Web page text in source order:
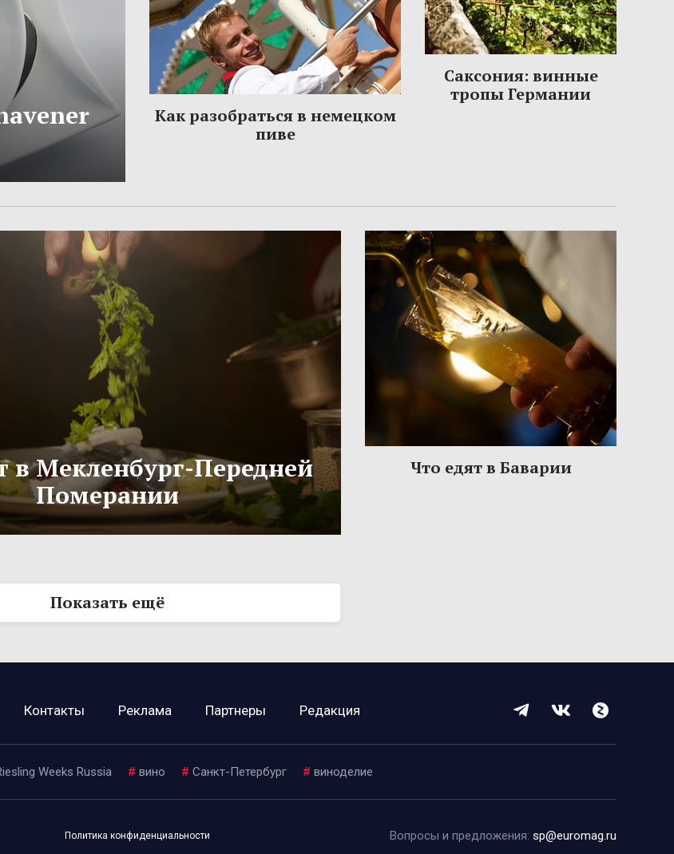
Как разобраться в немецком
пиве
Саксония: винные
тропы Германии
в Мекленбург-Передней
Померании
Что едят в Баварии
Показать ещё
Контакты Реклама Партнеры Редакция
Weeks Russia # вино # Санкт-Петербург # виноделие
Политика конфиденциальности Вопросы и предложения: sp@euromag.ru